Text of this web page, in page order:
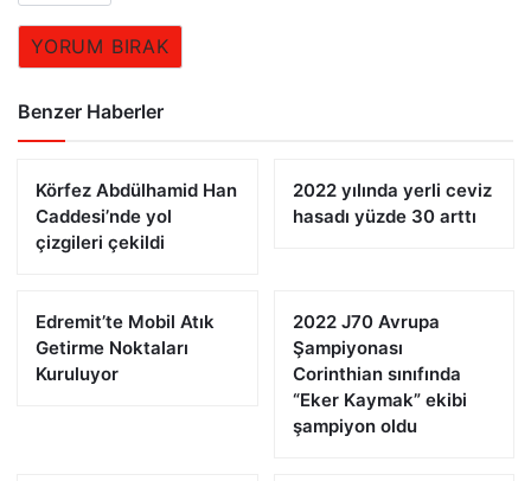
YORUM BIRAK
Benzer Haberler
Körfez Abdülhamid Han
Caddesi’nde yol
çizgileri çekildi
2022 yılında yerli ceviz
hasadı yüzde 30 arttı
Edremit’te Mobil Atık
Getirme Noktaları
Kuruluyor
2022 J70 Avrupa
Şampiyonası
Corinthian sınıfında
“Eker Kaymak” ekibi
şampiyon oldu